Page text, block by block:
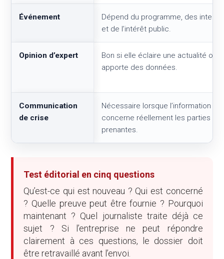
Événement
Dépend du programme, des
et de l’intérêt public.
Opinion d’expert
Bon si elle éclaire une actualité ou
apporte des données.
Communication
de crise
Nécessaire lorsque l’information
concerne réellement les parties
prenantes.
Test éditorial en cinq questions
Qu’est-ce qui est nouveau ? Qui est concerné
? Quelle preuve peut être fournie ? Pourquoi
maintenant ? Quel journaliste traite déjà ce
sujet ? Si l’entreprise ne peut répondre
clairement à ces questions, le dossier doit
être retravaillé avant l’envoi.